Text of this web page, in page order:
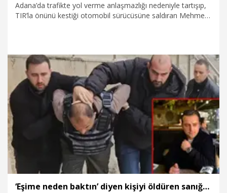
Adana’da trafikte yol verme anlaşmazlığı nedeniyle tartışıp,
TIR’la önünü kestiği otomobil sürücüsüne saldıran Mehmet
otomobilin kaputuna çıkan Mehmetcan Z.’nin ifadesinde, “El
hareketi yapınca sinirlendim. Bir anlık öfkeyle TIR’dan indim.
Elimde bıçak vardı ancak bıçaklamak gibi bir amacım yoktu”
dediği belirtildi.
25.03.2026 Gündem
‘Eşime neden baktın’ diyen kişiyi öldüren sanığa müebbet